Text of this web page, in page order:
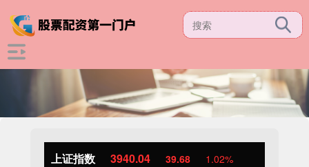
上证指数 3940.04 39.68 1.02%